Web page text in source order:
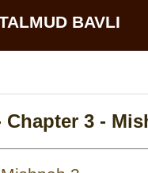
BAVLI
Chapter 3 -